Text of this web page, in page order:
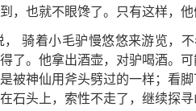
，也就不眼馋了。只有这样，他
骑着小毛驴慢悠悠来游览，
了。他拿出酒壶，对驴喝酒。
被神仙用斧头劈过的一样；看
石头上，索性不走了，继续探寻